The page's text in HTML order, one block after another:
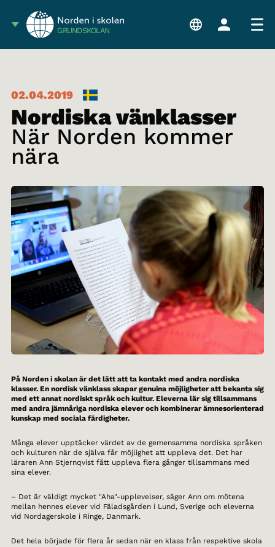
GRUNDSKOLAN
02.04.2019
Nordiska vänklasser
När Norden kommer
nära
På Norden i skolan är det lätt att ta kontakt med andra nordiska
klasser. En nordisk vänklass skapar genuina möjligheter att bekanta sig
med ett annat nordiskt språk och kultur. Eleverna lär sig tillsammans
med andra jämnåriga nordiska elever och kombinerar ämnesorienterad
kunskap med sociala färdigheter.
Många elever upptäcker värdet av de gemensamma nordiska språken
och kulturen när de själva får möjlighet att uppleva det. Det har
läraren Ann Stjernqvist fått uppleva flera gånger tillsammans med
sina elever.
– Det är väldigt mycket "Aha"-upplevelser, säger Ann om mötena
mellan hennes elever vid Fäladsgården i Lund, Sverige och eleverna
vid Nordagerskole i Ringe, Danmark.
Det hela började för flera år sedan när en klass från respektive skola